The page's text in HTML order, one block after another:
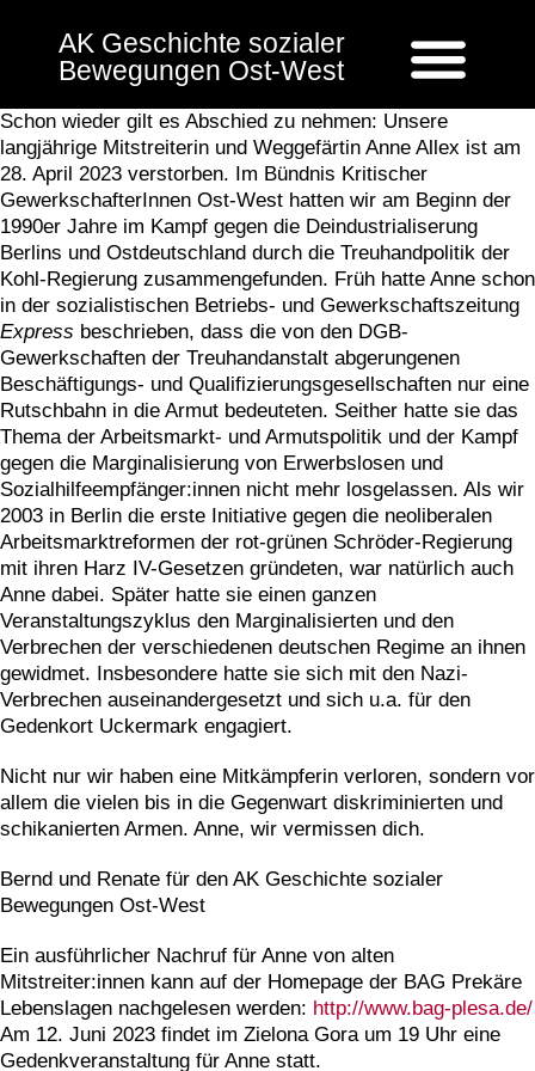
AK Geschichte sozialer
Bewegungen Ost-West
Schon wieder gilt es Abschied zu nehmen: Unsere
langjährige Mitstreiterin und Weggefärtin Anne Allex ist am
28. April 2023 verstorben. Im Bündnis Kritischer
GewerkschafterInnen Ost-West hatten wir am Beginn der
1990er Jahre im Kampf gegen die Deindustrialiserung
Berlins und Ostdeutschland durch die Treuhandpolitik der
Kohl-Regierung zusammengefunden. Früh hatte Anne schon
in der sozialistischen Betriebs- und Gewerkschaftszeitung
Express beschrieben, dass die von den DGB-
Gewerkschaften der Treuhandanstalt abgerungenen
Beschäftigungs- und Qualifizierungsgesellschaften nur eine
Rutschbahn in die Armut bedeuteten. Seither hatte sie das
Thema der Arbeitsmarkt- und Armutspolitik und der Kampf
gegen die Marginalisierung von Erwerbslosen und
Sozialhilfeempfänger:innen nicht mehr losgelassen. Als wir
2003 in Berlin die erste Initiative gegen die neoliberalen
Arbeitsmarktreformen der rot-grünen Schröder-Regierung
mit ihren Harz IV-Gesetzen gründeten, war natürlich auch
Anne dabei. Später hatte sie einen ganzen
Veranstaltungszyklus den Marginalisierten und den
Verbrechen der verschiedenen deutschen Regime an ihnen
gewidmet. Insbesondere hatte sie sich mit den Nazi-
Verbrechen auseinandergesetzt und sich u.a. für den
Gedenkort Uckermark engagiert.
Nicht nur wir haben eine Mitkämpferin verloren, sondern vor
allem die vielen bis in die Gegenwart diskriminierten und
schikanierten Armen. Anne, wir vermissen dich.
Bernd und Renate für den AK Geschichte sozialer
Bewegungen Ost-West
Ein ausführlicher Nachruf für Anne von alten
Mitstreiter:innen kann auf der Homepage der BAG Prekäre
Lebenslagen nachgelesen werden: http://www.bag-plesa.de/
Am 12. Juni 2023 findet im Zielona Gora um 19 Uhr eine
Gedenkveranstaltung für Anne statt.